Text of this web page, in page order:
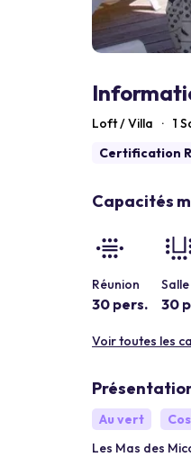
Loft / Villa · 1
Certification
Capacités
Réunion
30 pers. 30
Voir toutes les
Au vert
Les Mas des